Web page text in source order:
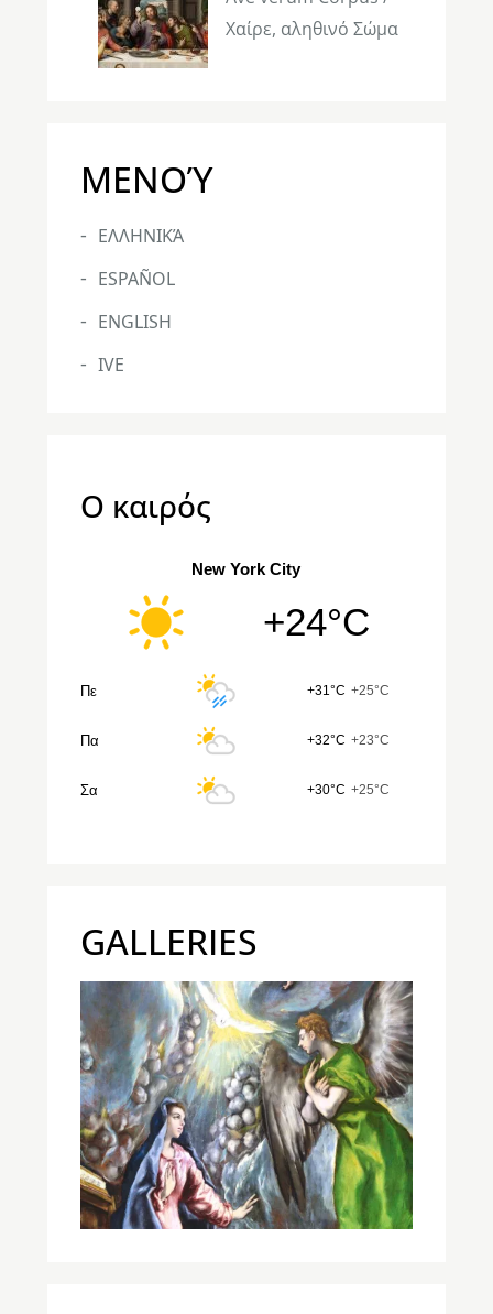
Χαίρε, αληθινό Σώμα
ΜΕΝΟΎ
ΕΛΛΗΝΙΚΆ
ESPAÑOL
ENGLISH
IVE
Ο καιρός
New York City
+24°C
Πε +31°C +25°C
Πα +32°C +23°C
Σα +30°C +25°C
GALLERIES